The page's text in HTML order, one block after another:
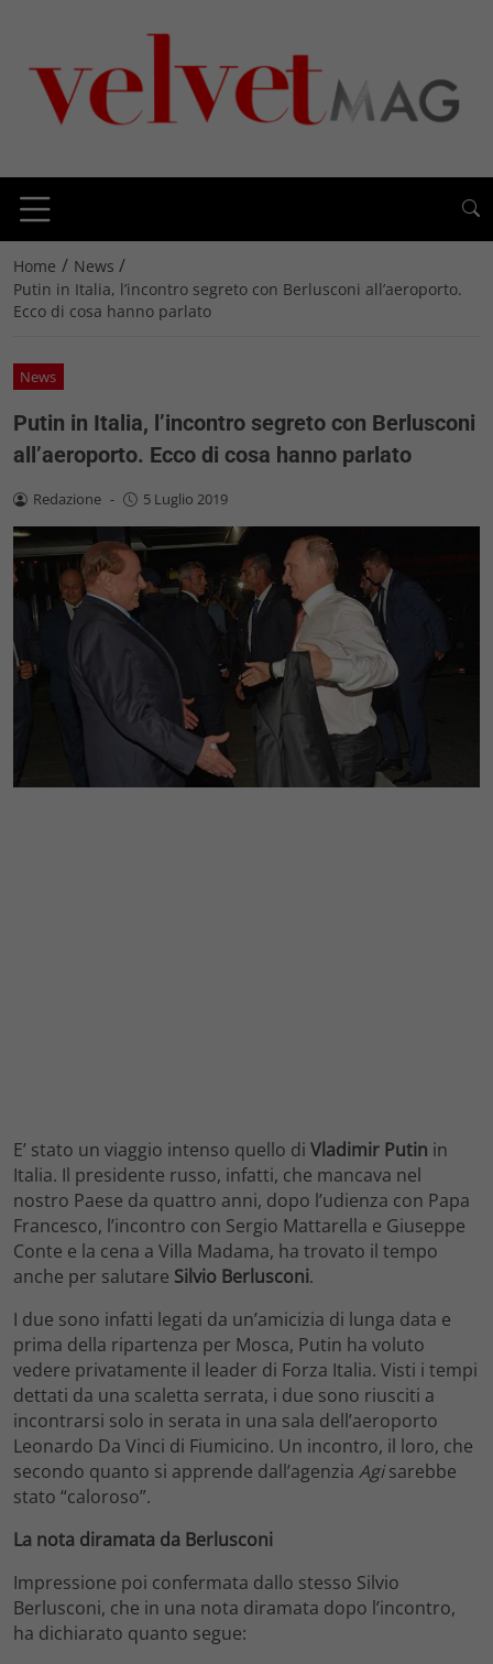
Home / News /
Putin in Italia, l’incontro segreto con Berlusconi all’aeroporto.
Ecco di cosa hanno parlato
News
Putin in Italia, l’incontro segreto con Berlusconi
all’aeroporto. Ecco di cosa hanno parlato
Redazione - 5 Luglio 2019
E’ stato un viaggio intenso quello di Vladimir Putin in
Italia. Il presidente russo, infatti, che mancava nel
nostro Paese da quattro anni, dopo l’udienza con Papa
Francesco, l’incontro con Sergio Mattarella e Giuseppe
Conte e la cena a Villa Madama, ha trovato il tempo
anche per salutare Silvio Berlusconi.
I due sono infatti legati da un’amicizia di lunga data e
prima della ripartenza per Mosca, Putin ha voluto
vedere privatamente il leader di Forza Italia. Visti i tempi
dettati da una scaletta serrata, i due sono riusciti a
incontrarsi solo in serata in una sala dell’aeroporto
Leonardo Da Vinci di Fiumicino. Un incontro, il loro, che
secondo quanto si apprende dall’agenzia Agisarebbe
stato “caloroso”.
La nota diramata da Berlusconi
Impressione poi confermata dallo stesso Silvio
Berlusconi, che in una nota diramata dopo l’incontro,
ha dichiarato quanto segue: